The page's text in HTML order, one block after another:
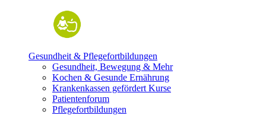
Gesundheit & Pflegefortbildungen
Gesundheit, Bewegung & Mehr
Kochen & Gesunde Ernährung
Krankenkassen gefördert Kurse
Patientenforum
Pflegefortbildungen